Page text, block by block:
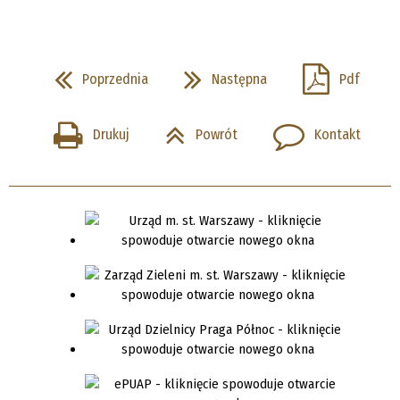
Poprzednia Następna Pdf
Drukuj Powrót Kontakt